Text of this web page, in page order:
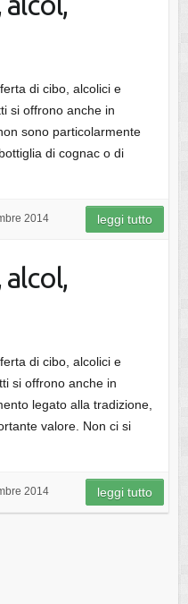
di cibo, alcolici e
si offrono anche in
sono particolarmente
di cognac o di
2014 leggi tutto
di cibo, alcolici e
si offrono anche in
legato alla tradizione,
valore. Non ci si
2014 leggi tutto